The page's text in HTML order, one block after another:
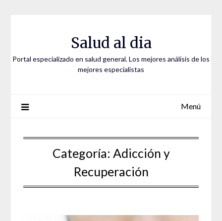
Salud al dia
Portal especializado en salud general. Los mejores análisis de los
mejores especialistas
Menú
Categoría: Adicción y
Recuperación